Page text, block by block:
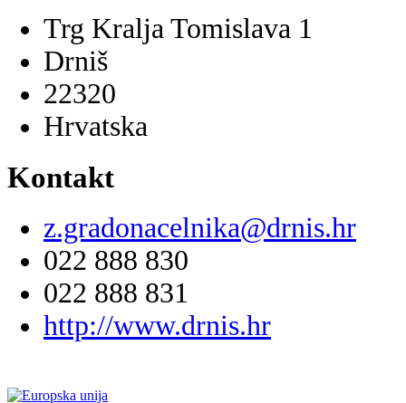
Trg Kralja Tomislava 1
Drniš
22320
Hrvatska
Kontakt
z.gradonacelnika@drnis.hr
022 888 830
022 888 831
http://www.drnis.hr